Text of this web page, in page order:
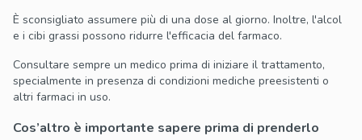
È sconsigliato assumere più di una dose al giorno. Inoltre, l'alcol
e i cibi grassi possono ridurre l'efficacia del farmaco.
Consultare sempre un medico prima di iniziare il trattamento,
specialmente in presenza di condizioni mediche preesistenti o
altri farmaci in uso.
Cos’altro è importante sapere prima di prenderlo